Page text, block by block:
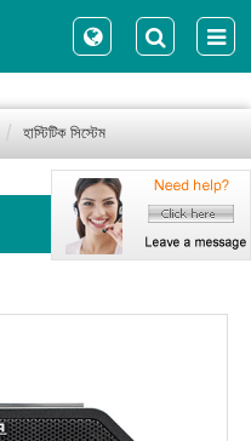
হাস্টিটিক সিস্টেম